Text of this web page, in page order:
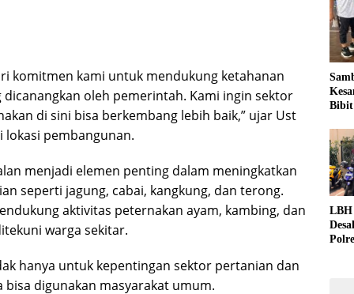
komitmen kami untuk mendukung ketahanan
dicanangkan oleh pemerintah. Kami ingin sektor
di sini bisa berkembang lebih baik,” ujar Ust
pembangunan.
menjadi elemen penting dalam meningkatkan
seperti jagung, cabai, kangkung, dan terong.
aktivitas peternakan ayam, kambing, dan
warga sekitar.
hanya untuk kepentingan sektor pertanian dan
digunakan masyarakat umum.
LBH